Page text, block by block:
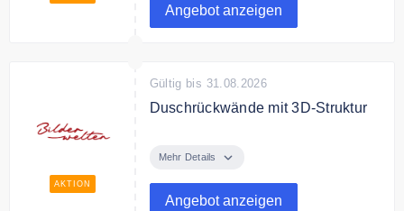
Angebot anzeigen
AKTION
Gültig bis 31.08.2026
Duschrückwände mit 3D-Struktur
Duschrückwände mit 3D-Struktur
Mehr Details
Angebot anzeigen